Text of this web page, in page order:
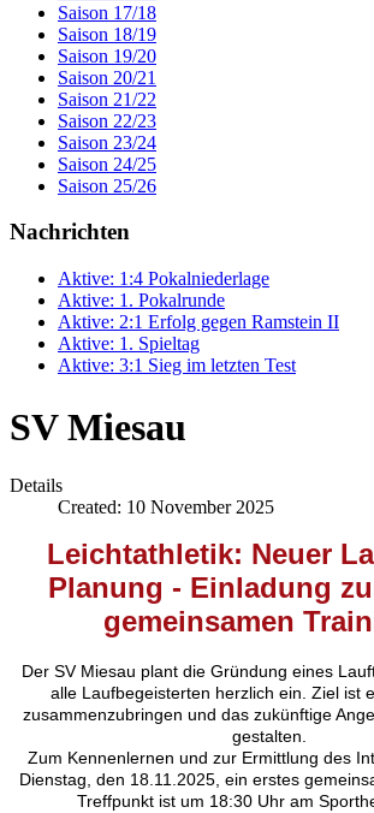
Saison 17/18
Saison 18/19
Saison 19/20
Saison 20/21
Saison 21/22
Saison 22/23
Saison 23/24
Saison 24/25
Saison 25/26
Nachrichten
Aktive: 1:4 Pokalniederlage
Aktive: 1. Pokalrunde
Aktive: 2:1 Erfolg gegen Ramstein II
Aktive: 1. Spieltag
Aktive: 3:1 Sieg im letzten Test
SV Miesau
Details
Created: 10 November 2025
Leichtathletik: Neuer
Planung - Einladung
gemeinsamen
Der SV Miesau plant die Gründung eines
alle Laufbegeisterten herzlich ein. Ziel ist
zusammenzubringen und das zukünftige
gestalten.
Zum Kennenlernen und zur Ermittlung des
Dienstag, den 18.11.2025, ein erstes
Treffpunkt ist um 18:30 Uhr am